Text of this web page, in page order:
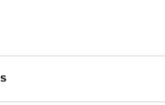
deel te nemen aan de
veroorzaakt doordat de